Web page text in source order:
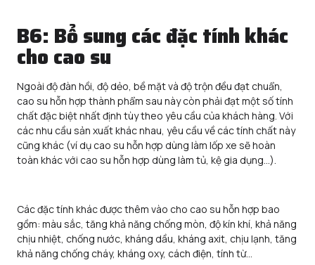
B6: Bổ sung các đặc tính khác
cho cao su
Ngoài độ đàn hồi, độ dẻo, bề mặt và độ trộn đều đạt chuẩn,
cao su hỗn hợp thành phẩm sau này còn phải đạt một số tính
chất đặc biệt nhất định tùy theo yêu cầu của khách hàng. Với
các nhu cầu sản xuất khác nhau, yêu cầu về các tính chất này
cũng khác (ví dụ cao su hỗn hợp dùng làm lốp xe sẽ hoàn
toàn khác với cao su hỗn hợp dùng làm tủ, kệ gia dụng…).
Các đặc tính khác được thêm vào cho cao su hỗn hợp bao
gồm: màu sắc, tăng khả năng chống mòn, độ kín khí, khả năng
chịu nhiệt, chống nước, kháng dầu, kháng axit, chịu lạnh, tăng
khả năng chống cháy, kháng oxy, cách điện, tính từ…